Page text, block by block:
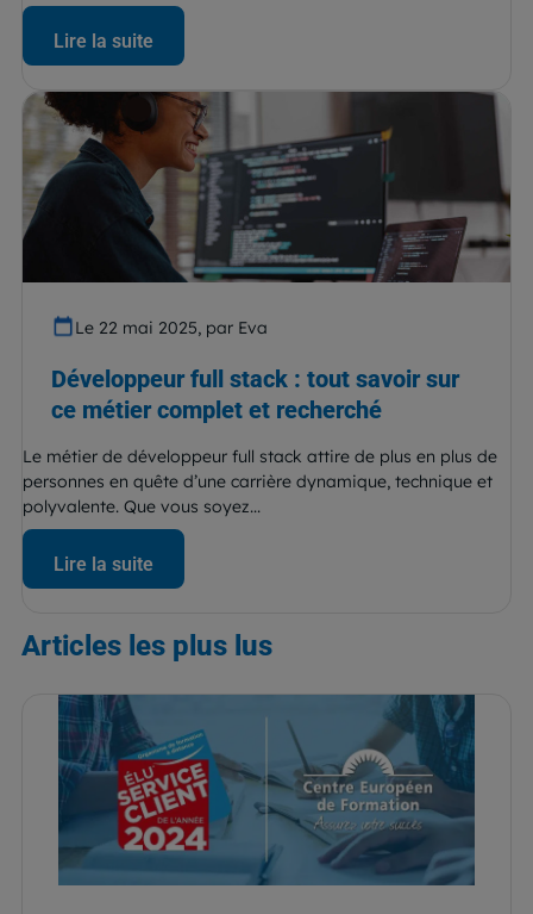
Lire la suite
Le 22 mai 2025, par Eva
Développeur full stack : tout savoir sur
ce métier complet et recherché
Le métier de développeur full stack attire de plus en plus de
personnes en quête d’une carrière dynamique, technique et
polyvalente. Que vous soyez...
Lire la suite
Articles les plus lus